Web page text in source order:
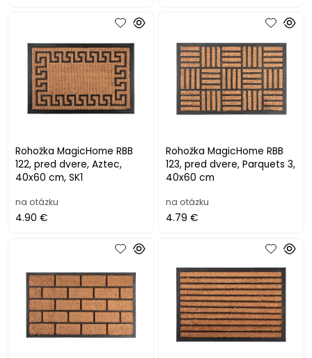
Rohožka MagicHome RBB
122, pred dvere, Aztec,
40x60 cm, SK1
na otázku
4.90 €
Rohožka MagicHome RBB
123, pred dvere, Parquets 3,
40x60 cm
na otázku
4.79 €